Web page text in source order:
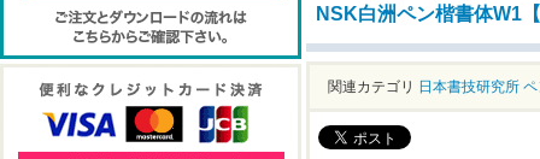
NSK白洲ペン楷書体W1
関連カテゴリ 日本書技研究所